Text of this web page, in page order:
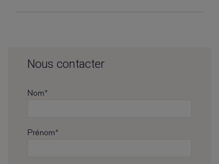
Nous contacter
Nom*
Prénom*